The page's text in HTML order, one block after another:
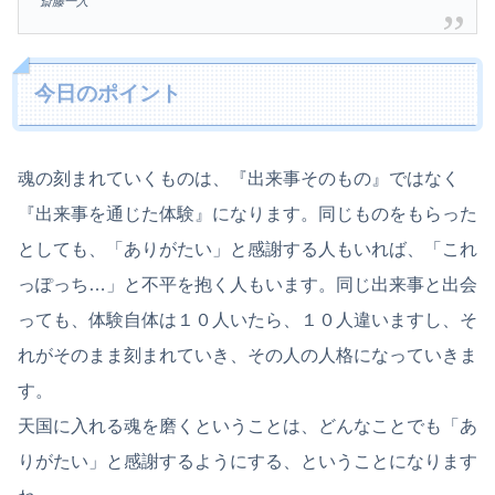
今日のポイント
魂の刻まれていくものは、『出来事そのもの』ではなく
『出来事を通じた体験』になります。同じものをもらった
としても、「ありがたい」と感謝する人もいれば、「これ
っぽっち…」と不平を抱く人もいます。同じ出来事と出会
っても、体験自体は１０人いたら、１０人違いますし、そ
れがそのまま刻まれていき、その人の人格になっていきま
す。
天国に入れる魂を磨くということは、どんなことでも「あ
りがたい」と感謝するようにする、ということになります